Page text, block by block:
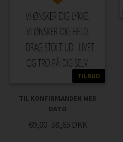
TILBUD
TIL KONFIRMANDEN MED
DATO
69,00 58,65 DKK